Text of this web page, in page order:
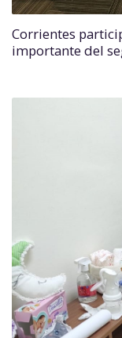
Corrientes
importante del